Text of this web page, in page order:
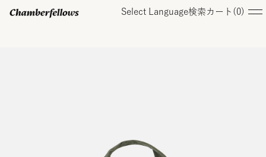
Select Language検索 カート( 0)